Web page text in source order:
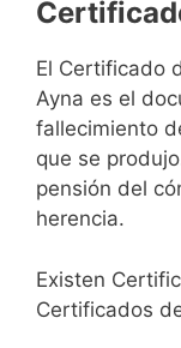
El Certificado
Ayna es el
fallecimiento
que se
pensión del
herencia.
Existen
Certificados